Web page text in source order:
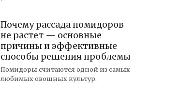
Почему рассада помидоров
не растет — основные
причины и эффективные
способы решения проблемы
Помидоры считаются одной из самых
любимых овощных культур.